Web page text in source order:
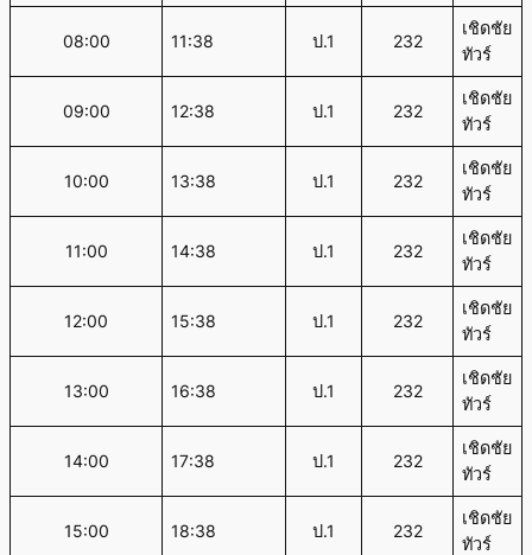
08:00 11:38 ป.1 232
เชิดชัย
ทัวร์
09:00 12:38 ป.1 232
เชิดชัย
ทัวร์
10:00 13:38 ป.1 232
เชิดชัย
ทัวร์
11:00 14:38 ป.1 232
เชิดชัย
ทัวร์
12:00 15:38 ป.1 232
เชิดชัย
ทัวร์
13:00 16:38 ป.1 232
เชิดชัย
ทัวร์
14:00 17:38 ป.1 232
เชิดชัย
ทัวร์
15:00 18:38 ป.1 232
เชิดชัย
ทัวร์